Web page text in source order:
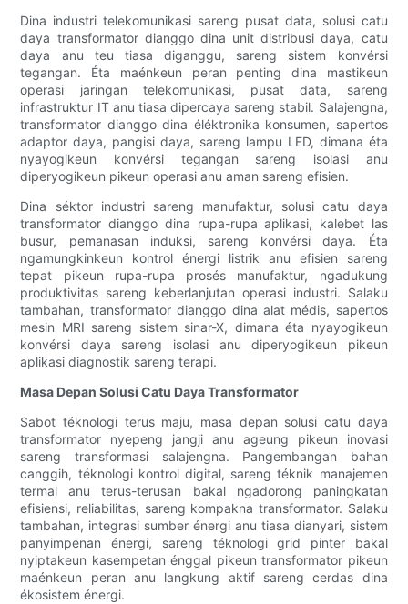
Dina industri telekomunikasi sareng pusat data, solusi catu
daya transformator dianggo dina unit distribusi daya, catu
daya anu teu tiasa diganggu, sareng sistem konvérsi
tegangan. Éta maénkeun peran penting dina mastikeun
operasi jaringan telekomunikasi, pusat data, sareng
infrastruktur IT anu tiasa dipercaya sareng stabil. Salajengna,
transformator dianggo dina éléktronika konsumen, sapertos
adaptor daya, pangisi daya, sareng lampu LED, dimana éta
nyayogikeun konvérsi tegangan sareng isolasi anu
diperyogikeun pikeun operasi anu aman sareng efisien.
Dina séktor industri sareng manufaktur, solusi catu daya
transformator dianggo dina rupa-rupa aplikasi, kalebet las
busur, pemanasan induksi, sareng konvérsi daya. Éta
ngamungkinkeun kontrol énergi listrik anu efisien sareng
tepat pikeun rupa-rupa prosés manufaktur, ngadukung
produktivitas sareng keberlanjutan operasi industri. Salaku
tambahan, transformator dianggo dina alat médis, sapertos
mesin MRI sareng sistem sinar-X, dimana éta nyayogikeun
konvérsi daya sareng isolasi anu diperyogikeun pikeun
aplikasi diagnostik sareng terapi.
Masa Depan Solusi Catu Daya Transformator
Sabot téknologi terus maju, masa depan solusi catu daya
transformator nyepeng jangji anu ageung pikeun inovasi
sareng transformasi salajengna. Pangembangan bahan
canggih, téknologi kontrol digital, sareng téknik manajemen
termal anu terus-terusan bakal ngadorong paningkatan
efisiensi, reliabilitas, sareng kompakna transformator. Salaku
tambahan, integrasi sumber énergi anu tiasa dianyari, sistem
panyimpenan énergi, sareng téknologi grid pinter bakal
nyiptakeun kasempetan énggal pikeun transformator pikeun
maénkeun peran anu langkung aktif sareng cerdas dina
ékosistem énergi.